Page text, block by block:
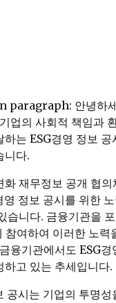
안녕하세
업의 사회적 책임과
하는 ESG경영 정보 공
니다.
재무정보 공개 협의
영 정보 공시를 위한
습니다. 금융기관을
참여하여 이러한 노력
융기관에서도 ESG경
하고 있는 추세입니다.
공시는 기업의 투명